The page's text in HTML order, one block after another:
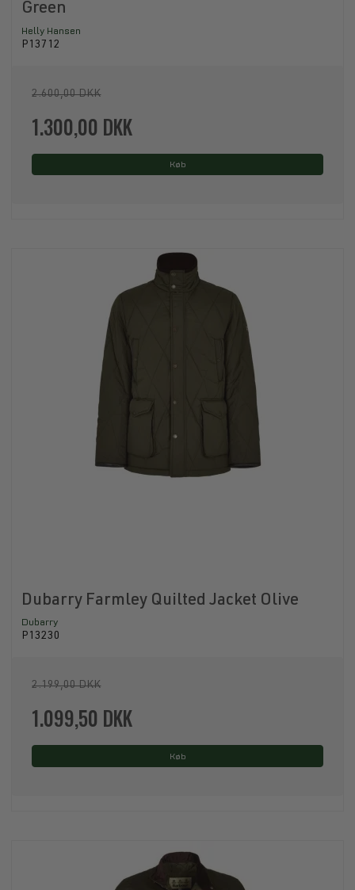
Green
Helly Hansen
P13712
2.600,00 DKK
1.300,00 DKK
Køb
Dubarry Farmley Quilted Jacket Olive
Dubarry
P13230
2.199,00 DKK
1.099,50 DKK
Køb